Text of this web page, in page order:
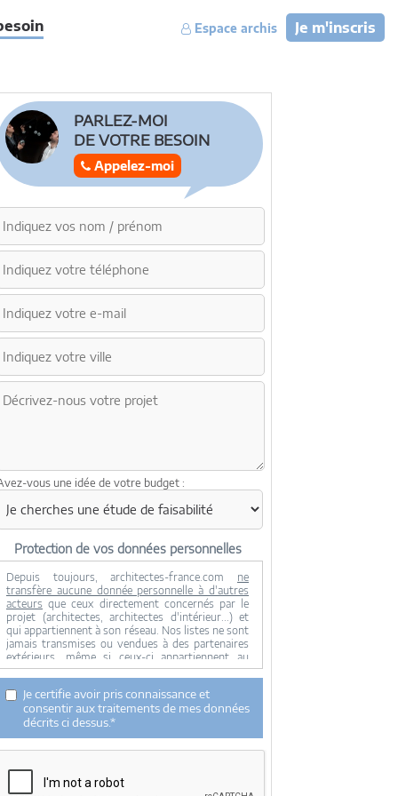
Je m'inscris
Espace archis
PARLEZ-MOI
DE VOTRE BESOIN
Appelez-moi
vous une idée de votre budget :
Protection de vos données personnelles
Depuis toujours, architectes-france.com ne
transfère aucune donnée personnelle à d'autres
acteurs que ceux directement concernés par le
projet (architectes, architectes d'intérieur...) et
qui appartiennent à son réseau. Nos listes ne sont
jamais transmises ou vendues à des partenaires
extérieurs, même si ceux-ci appartiennent au
domaine de la construction.
effectuée qu'avec votre consentement.
Je consens à ce que mes données personnelles
soient collectées pour permettre à architectes-
france de transférer votre projet aux architectes.
Seul Architectes-france, ses équipes internes et la
maitrise d'oeuvre concernée par le projet y ont
accès. Aucune transmission de données à des
Je certifie avoir pris connaissance et
consentir aux traitements de mes données
décrits ci dessus.*